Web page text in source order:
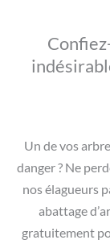
Un de vos
danger ? Ne
nos élagueurs
abattage
gratuitement